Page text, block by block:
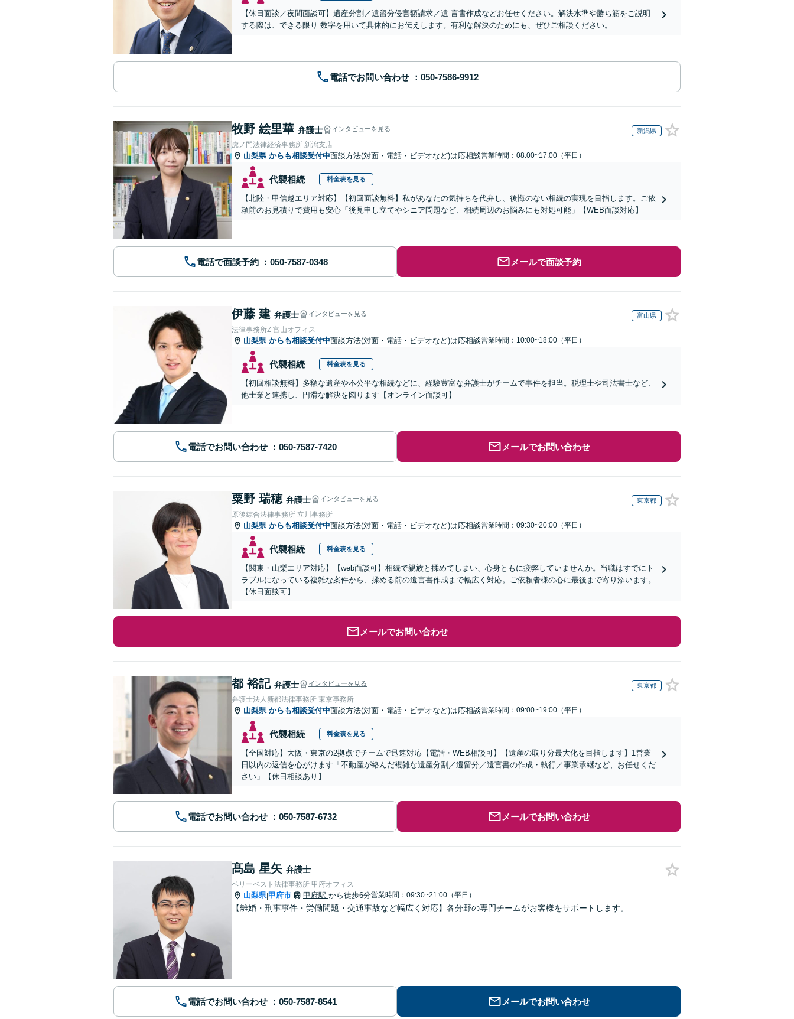
【休日面談／夜間面談可】遺産分割／遺留分侵害額請求／遺 言書作成などお任せください。解決水準や勝ち筋をご説明
する際は、できる限り 数字を用いて具体的にお伝えします。有利な解決のためにも、ぜひご相談ください。
電話でお問い合わせ
牧野 絵里華 弁護士 インタビューを見る 新潟県
虎ノ門法律経済事務所 新潟支店
山梨県 からも相談受付中面談方法(対面・電話・ビデオなど)は応相談営業時間：08:00~17:00（平日）
代襲相続 料金表を見る
【北陸・甲信越エリア対応】【初回面談無料】私があなたの気持ちを代弁し、後悔のない相続の実現を目指します。ご依
頼前のお見積りで費用も安心「後見申し立てやシニア問題など、相続周辺のお悩みにも対処可能」【WEB面談対応】
電話で面談予約 メールで面談予約
伊藤 建 弁護士 インタビューを見る 富山県
法律事務所Z 富山オフィス
山梨県 からも相談受付中面談方法(対面・電話・ビデオなど)は応相談営業時間：10:00~18:00（平日）
代襲相続 料金表を見る
【初回相談無料】多額な遺産や不公平な相続などに、経験豊富な弁護士がチームで事件を担当。税理士や司法書士など、
他士業と連携し、円滑な解決を図ります【オンライン面談可】
電話でお問い合わせ メールでお問い合わせ
粟野 瑞穂 弁護士 インタビューを見る 東京都
原後綜合法律事務所 立川事務所
山梨県 からも相談受付中面談方法(対面・電話・ビデオなど)は応相談営業時間：09:30~20:00（平日）
代襲相続 料金表を見る
【関東・山梨エリア対応】【web面談可】相続で親族と揉めてしまい、心身ともに疲弊していませんか。当職はすでにト
ラブルになっている複雑な案件から、揉める前の遺言書作成まで幅広く対応。ご依頼者様の心に最後まで寄り添います。
【休日面談可】
メールでお問い合わせ
都 裕記 弁護士 インタビューを見る 東京都
弁護士法人新都法律事務所 東京事務所
山梨県 からも相談受付中面談方法(対面・電話・ビデオなど)は応相談営業時間：09:00~19:00（平日）
代襲相続 料金表を見る
【全国対応】大阪・東京の2拠点でチームで迅速対応【電話・WEB相談可】【遺産の取り分最大化を目指します】1営業
日以内の返信を心がけます「不動産が絡んだ複雑な遺産分割／遺留分／遺言書の作成・執行／事業承継など、お任せくだ
さい」【休日相談あり】
電話でお問い合わせ メールでお問い合わせ
髙島 星矢 弁護士
ベリーベスト法律事務所 甲府オフィス
山梨県|甲府市 甲府駅 から徒歩6分営業時間：09:30~21:00（平日）
【離婚・刑事事件・労働問題・交通事故など幅広く対応】各分野の専門チームがお客様をサポートします。
電話でお問い合わせ メールでお問い合わせ